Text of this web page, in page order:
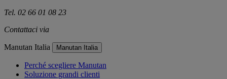
Tel. 02 66 01 08 23
Contattaci via
Manutan Italia Manutan Italia
Perché scegliere Manutan
Soluzione grandi clienti